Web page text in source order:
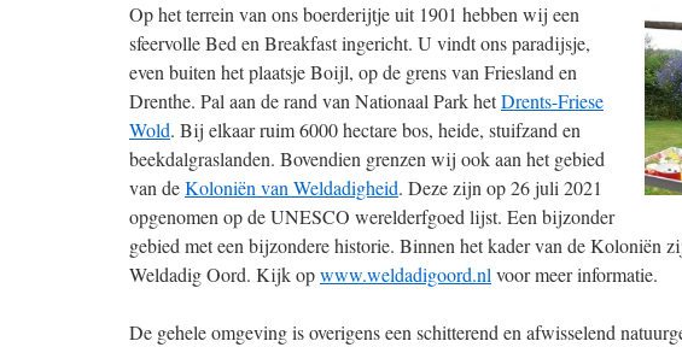
Op het terrein van ons boerderijtje uit 1901 hebben wij een
sfeervolle Bed en Breakfast ingericht. U vindt ons paradijsje,
even buiten het plaatsje Boijl, op de grens van Friesland en
Drenthe. Pal aan de rand van Nationaal Park hetDrents-Friese
Wold. Bij elkaar ruim 6000 hectare bos, heide, stuifzand en
beekdalgraslanden. Bovendien grenzen wij ook aan het gebied
van deKoloniën van Weldadigheid. Deze zijn op 26 juli 2021
opgenomen op de UNESCO werelderfgoed lijst. Een bijzonder
gebied met een bijzondere historie. Binnen het kader van de Koloniën
Weldadig Oord. Kijk opwww.weldadigoord.nl voor meer informatie.
De gehele omgeving is overigens een schitterend en afwisselend